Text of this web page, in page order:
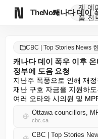
TheNote
제
품
에
전
CBC | Top Stories News
캐나다 데이 폭우 이후
정부에 도움 요청
지난주 폭풍으로 인해 재
재난 구호 자금을 지원하
여러 오타와 시의원 및
cbc.ca
CBC | Top Stories